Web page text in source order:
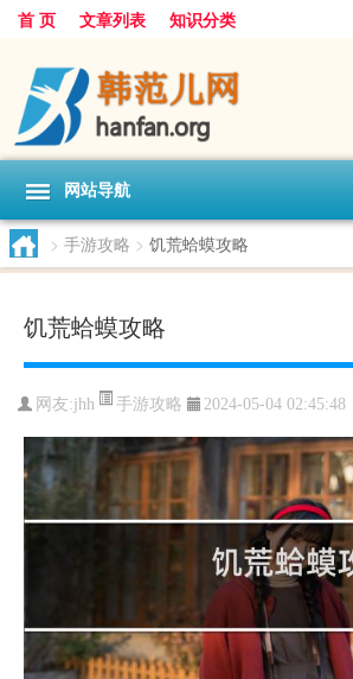
首 页 文章列表 知识分类
网站导航
> 手游攻略 > 饥荒蛤蟆攻略
饥荒蛤蟆攻略
网友:jhh 手游攻略 2024-05-04 02:45:48